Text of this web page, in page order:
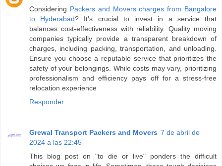
Considering Packers and Movers charges from Bangalore
to Hyderabad? It's crucial to invest in a service that
balances cost-effectiveness with reliability. Quality moving
companies typically provide a transparent breakdown of
charges, including packing, transportation, and unloading.
Ensure you choose a reputable service that prioritizes the
safety of your belongings. While costs may vary, prioritizing
professionalism and efficiency pays off for a stress-free
relocation experience
Responder
Grewal Transport Packers and Movers 7 de abril de
2024 a las 22:45
This blog post on "to die or live" ponders the difficult